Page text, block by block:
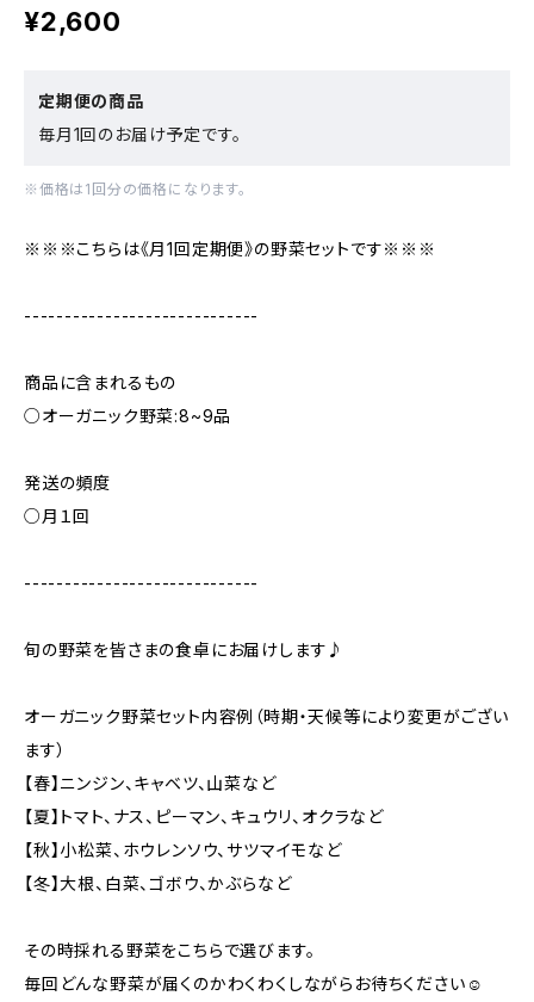
¥2,600
定期便の商品
毎月1回のお届け予定です。
※価格は1回分の価格になります。
※※※こちらは《月1回定期便》の野菜セットです※※※
-----------------------------
商品に含まれるもの
○オーガニック野菜:8~9品
発送の頻度
○月１回
-----------------------------
旬の野菜を皆さまの食卓にお届けします♪
オーガニック野菜セット内容例（時期・天候等により変更がござい
ます）
【春】ニンジン、キャベツ、山菜など
【夏】トマト、ナス、ピーマン、キュウリ、オクラなど
【秋】小松菜、ホウレンソウ、サツマイモなど
【冬】大根、白菜、ゴボウ、かぶらなど
その時採れる野菜をこちらで選びます。
毎回どんな野菜が届くのかわくわくしながらお待ちください☺️